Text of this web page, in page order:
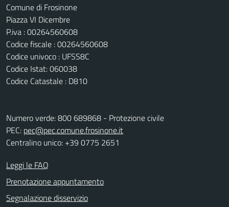
Comune di Frosinone
Piazza VI Dicembre
P.iva : 00264560608
Codice fiscale : 00264560608
Codice univoco : UFSS8C
Codice Istat: 060038
Codice Catastale : D810
Numero verde: 800 689868 - Protezione civile
PEC: pec@pec.comune.frosinone.it
Centralino unico: +39 0775 2651
Leggi le FAQ
Prenotazione appuntamento
Segnalazione disservizio